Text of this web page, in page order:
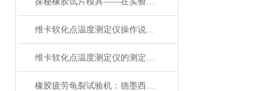
维卡软化点温度测定仪操作说明与安装方式
维卡软化点温度测定仪的测定结果可能受到影响的因素有哪些？
橡胶疲劳龟裂试验机：德墨西亚屈挠原理与硫化橡胶抗疲劳性能测试解析